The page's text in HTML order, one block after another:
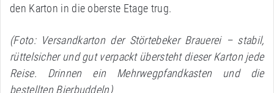
den Karton in die oberste Etage trug.
(Foto: Versandkarton der Störtebeker Brauerei – stabil,
rüttelsicher und gut verpackt übersteht dieser Karton jede
Reise. Drinnen ein Mehrwegpfandkasten und die
bestellten Bierbuddeln)